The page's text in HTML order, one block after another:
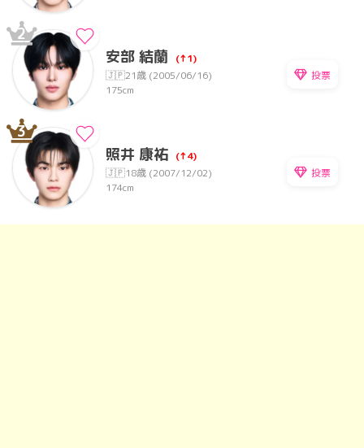
2
安部 結蘭
(↑1)
🇯🇵21歳 (2005/06/16)
175cm
投票
3
照井 康祐 (↑4)
🇯🇵18歳 (2007/12/02)
174cm
投票